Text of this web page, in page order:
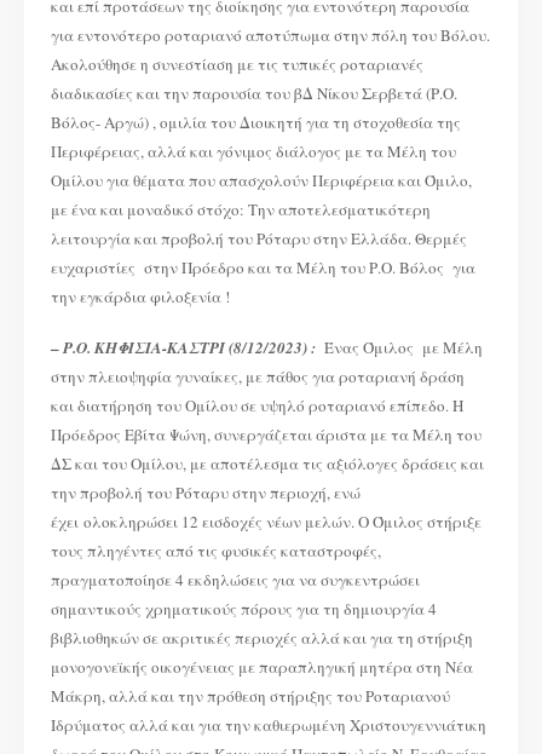
και επί προτάσεων της διοίκησης για εντονότερη παρουσία
για εντονότερο ροταριανό αποτύπωμα στην πόλη του Βόλου.
Ακολούθησε η συνεστίαση με τις τυπικές ροταριανές
διαδικασίες και την παρουσία του βΔ Νίκου Σερβετά (Ρ.Ο.
Βόλος- Αργώ) , ομιλία του Διοικητή για τη στοχοθεσία της
Περιφέρειας, αλλά και γόνιμος διάλογος με τα Μέλη του
Ομίλου για θέματα που απασχολούν Περιφέρεια και Όμιλο,
με ένα και μοναδικό στόχο: Την αποτελεσματικότερη
λειτουργία και προβολή του Ρόταρυ στην Ελλάδα. Θερμές
ευχαριστίες στην Πρόεδρο και τα Μέλη του Ρ.Ο. Βόλος για
την εγκάρδια φιλοξενία !
–Ρ.Ο. ΚΗΦΙΣΙΑ-ΚΑΣΤΡΙ (8/12/2023) :Ένας Όμιλος με Μέλη
στην πλειοψηφία γυναίκες, με πάθος για ροταριανή δράση
και διατήρηση του Ομίλου σε υψηλό ροταριανό επίπεδο. Η
Πρόεδρος Εβίτα Ψώνη, συνεργάζεται άριστα με τα Μέλη του
ΔΣ και του Ομίλου, με αποτέλεσμα τις αξιόλογες δράσεις και
την προβολή του Ρόταρυ στην περιοχή, ενώ
έχει ολοκληρώσει 12 εισδοχές νέων μελών. Ο Όμιλος στήριξε
τους πληγέντες από τις φυσικές καταστροφές,
πραγματοποίησε 4 εκδηλώσεις για να συγκεντρώσει
σημαντικούς χρηματικούς πόρους για τη δημιουργία 4
βιβλιοθηκών σε ακριτικές περιοχές αλλά και για τη στήριξη
μονογονεϊκής οικογένειας με παραπληγική μητέρα στη Νέα
Μάκρη, αλλά και την πρόθεση στήριξης του Ροταριανού
Ιδρύματος αλλά και για την καθιερωμένη Χριστουγεννιάτικη